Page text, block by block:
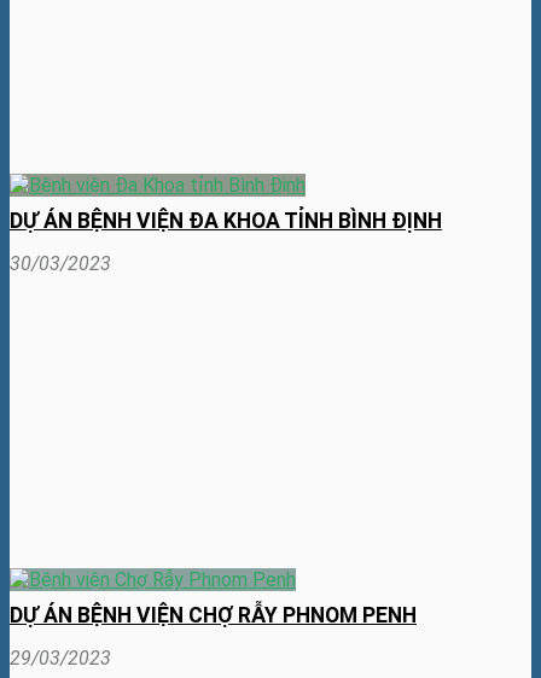
DỰ ÁN BỆNH VIỆN ĐA KHOA TỈNH BÌNH ĐỊNH
30/03/2023
DỰ ÁN BỆNH VIỆN CHỢ RẪY PHNOM PENH
29/03/2023